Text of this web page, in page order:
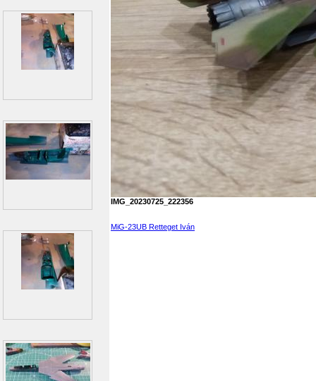
IMG_20230725_222356
MiG-23UB Retteget Iván